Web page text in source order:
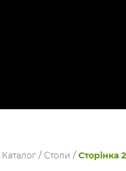
Каталог / Столи / Сторінка 2